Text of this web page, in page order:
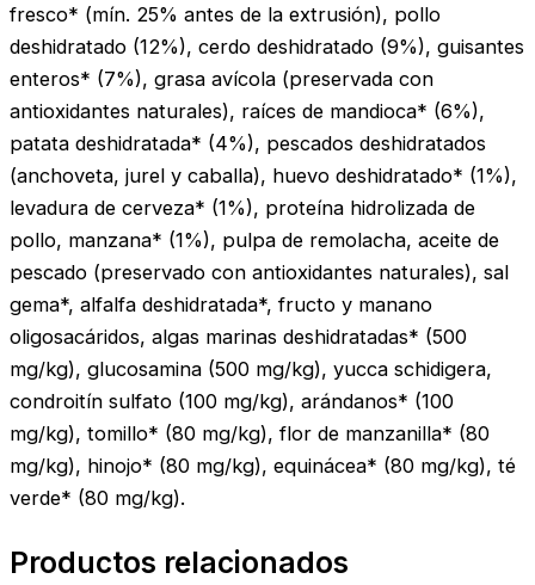
fresco* (mín. 25% antes de la extrusión), pollo
deshidratado (12%), cerdo deshidratado (9%), guisantes
enteros* (7%), grasa avícola (preservada con
antioxidantes naturales), raíces de mandioca* (6%),
patata deshidratada* (4%), pescados deshidratados
(anchoveta, jurel y caballa), huevo deshidratado* (1%),
levadura de cerveza* (1%), proteína hidrolizada de
pollo, manzana* (1%), pulpa de remolacha, aceite de
pescado (preservado con antioxidantes naturales), sal
gema*, alfalfa deshidratada*, fructo y manano
oligosacáridos, algas marinas deshidratadas* (500
mg/kg), glucosamina (500 mg/kg), yucca schidigera,
condroitín sulfato (100 mg/kg), arándanos* (100
mg/kg), tomillo* (80 mg/kg), flor de manzanilla* (80
mg/kg), hinojo* (80 mg/kg), equinácea* (80 mg/kg), té
verde* (80 mg/kg).
Productos relacionados